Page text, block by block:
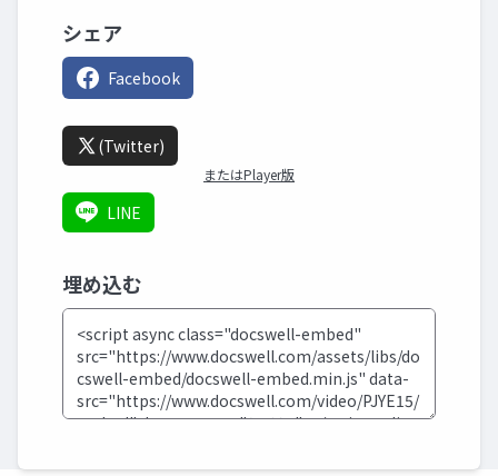
シェア
Facebook
(Twitter)
またはPlayer版
LINE
埋め込む